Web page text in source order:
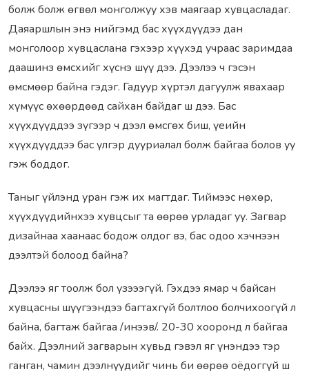
болж болж өгвөл монголжуу хэв маягаар хувцасладаг.
Даяаршлын энэ нийгэмд бас хүүхдүүдээ дан
монголоор хувцаслана гэхээр хүүхэд учраас заримдаа
даашинз өмсхийг хүснэ шүү дээ. Дээлээ ч гэсэн
өмсмөөр байна гэдэг. Гадуур хүртэл дагуулж явахаар
хүмүүс өхөөрдөөд сайхан байдаг ш дээ. Бас
хүүхдүүддээ зүгээр ч дээл өмсгөх биш, үеийн
хүүхдүүддээ бас үлгэр дууриалал болж байгаа болов уу
гэж боддог.
Таныг үйлэнд уран гэж их магтдаг. Тиймээс нөхөр,
хүүхдүүдийнхээ хувцсыг та өөрөө урладаг уу. Загвар
дизайнаа хаанаас бодож олдог вэ, бас одоо хэчнээн
дээлтэй болоод байна?
Дээлээ яг тоолж бол үзэээгүй. Гэхдээ ямар ч байсан
хувцасны шүүгээндээ багтахгүй болтлоо болчихоогүй л
байна, багтаж байгаа /инээв/. 20-30 хооронд л байгаа
байх. Дээлний загварын хувьд гэвэл яг үнэндээ тэр
ганган, чамин дээлнүүдийг чинь би өөрөө оёдоггүй ш